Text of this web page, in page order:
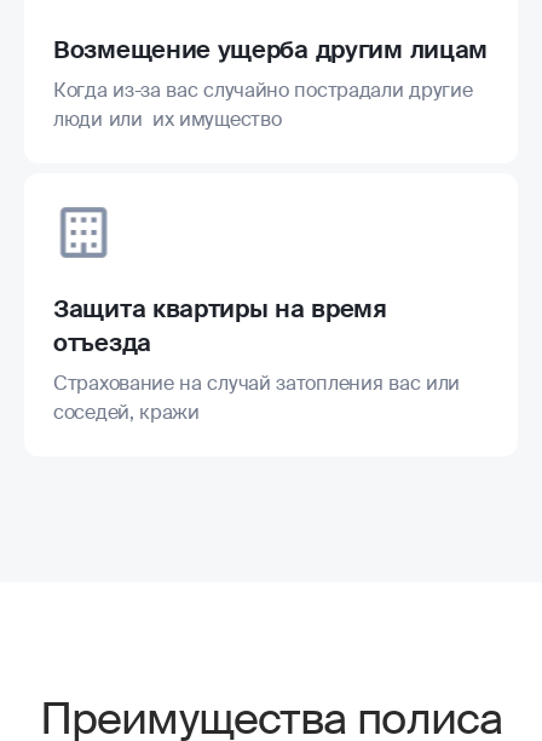
Возмещение ущерба другим лицам
Когда из-за вас случайно пострадали другие
люди или их имущество
Защита квартиры на время
отъезда
Страхование на случай затопления вас или
соседей, кражи
Преимущества полиса